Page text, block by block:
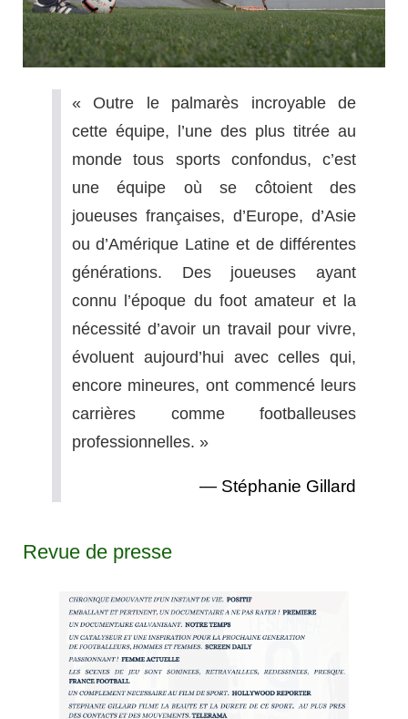
« Outre le palmarès incroyable de
cette équipe, l’une des plus titrée au
monde tous sports confondus, c’est
une équipe où se côtoient des
joueuses françaises, d’Europe, d’Asie
ou d’Amérique Latine et de différentes
générations. Des joueuses ayant
connu l’époque du foot amateur et la
nécessité d’avoir un travail pour vivre,
évoluent aujourd’hui avec celles qui,
encore mineures, ont commencé leurs
carrières comme footballeuses
professionnelles. »
Stéphanie Gillard
Revue de presse